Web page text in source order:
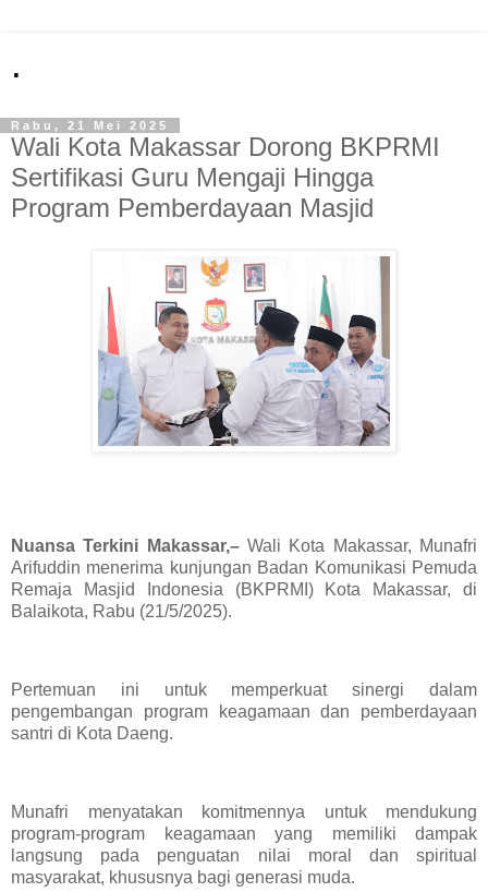
.
Rabu, 21 Mei 2025
Wali Kota Makassar Dorong BKPRMI
Sertifikasi Guru Mengaji Hingga
Program Pemberdayaan Masjid
Nuansa Terkini Makassar,–Wali Kota Makassar, Munafri
Arifuddin menerima kunjungan Badan Komunikasi Pemuda
Remaja Masjid Indonesia (BKPRMI) Kota Makassar, di
Balaikota, Rabu (21/5/2025).
Pertemuan ini untuk memperkuat sinergi dalam
pengembangan program keagamaan dan pemberdayaan
santri di Kota Daeng.
Munafri menyatakan komitmennya untuk mendukung
program-program keagamaan yang memiliki dampak
langsung pada penguatan nilai moral dan spiritual
masyarakat, khususnya bagi generasi muda.